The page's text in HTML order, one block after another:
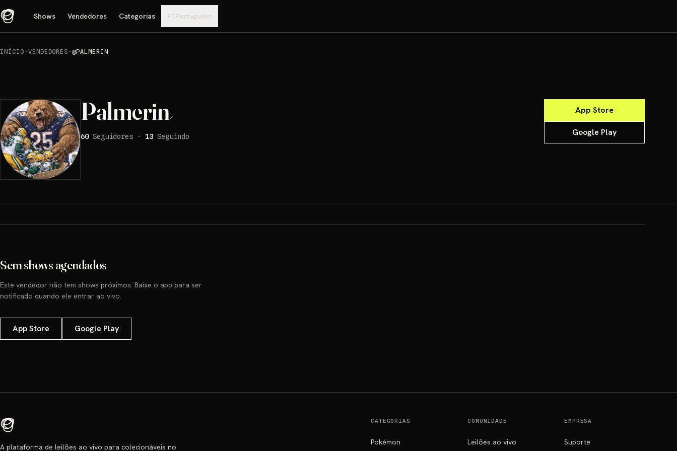
Shows Vendedores Categorias PTPortuguês▾
INÍCIO · VENDEDORES ·@PALMERIN
Palmerin✓
60 Seguidores · 13 Seguindo
App Store
Google Play
Sem shows agendados
Este vendedor não tem shows próximos. Baixe o app para ser
notificado quando ele entrar ao vivo.
App Store Google Play
A plataforma de leilões ao vivo para colecionáveis no
CATEGORIAS
Pokémon
COMUNIDADE
Leilões ao vivo
EMPRESA
Suporte